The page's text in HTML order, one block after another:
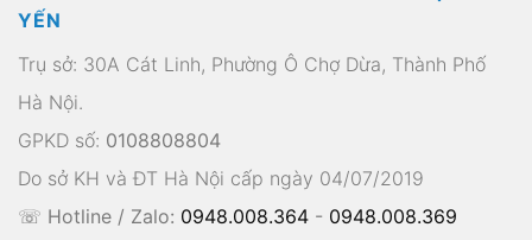
YẾN
Trụ sở: 30A Cát Linh, Phường Ô Chợ Dừa, Thành Phố
Hà Nội.
GPKD số: 0108808804
Do sở KH và ĐT Hà Nội cấp ngày 04/07/2019
☏ Hotline / Zalo: 0948.008.364 - 0948.008.369